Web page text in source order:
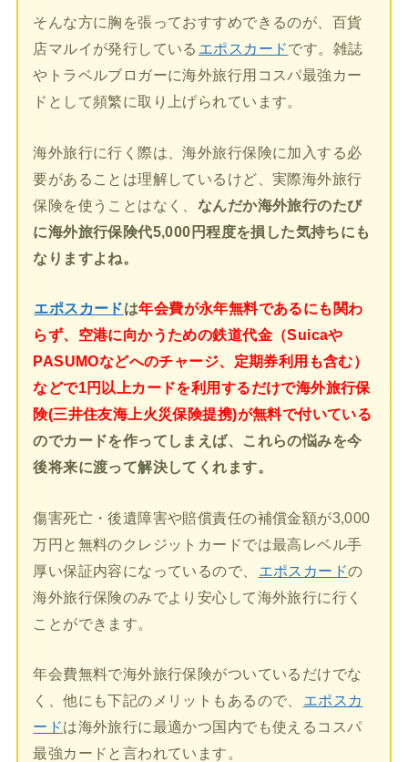
そんな方に胸を張っておすすめできるのが、百貨
店マルイが発行している エポスカードです。雑誌
やトラベルブロガーに海外旅行用コスパ最強カー
ドとして頻繁に取り上げられています。
海外旅行に行く際は、海外旅行保険に加入する必
要があることは理解しているけど、実際海外旅行
保険を使うことはなく、 なんだか海外旅行のたび
に海外旅行保険代5,000円程度を損した気持ちにも
なりますよね。
エポスカードは年会費が永年無料であるにも関わ
らず、空港に向かうための鉄道代金（Suicaや
PASUMOなどへのチャージ、定期券利用も含む）
などで1円以上カードを利用するだけで海外旅行保
険(三井住友海上火災保険提携)が無料で付いている
のでカードを作ってしまえば、これらの悩みを今
後将来に渡って解決してくれます。
傷害死亡・後遺障害や賠償責任の補償金額が3,000
万円と無料のクレジットカードでは最高レベル手
厚い保証内容になっているので、
エポスカードの
海外旅行保険のみでより安心して海外旅行に行く
ことができます。
年会費無料で海外旅行保険がついているだけでな
く、他にも下記のメリットもあるので、
エポスカ
ードは海外旅行に最適かつ国内でも使えるコスパ
最強カードと言われています。